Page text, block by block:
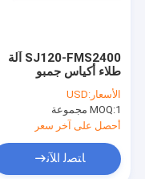
SJ120-FMS2400 آلة
طلاء أكياس جمبو
الأسعار:USD
MOQ:1 مجموعة
أحصل على آخر سعر
ﺎﺘﺼﻟ ﺍﻶﻧ